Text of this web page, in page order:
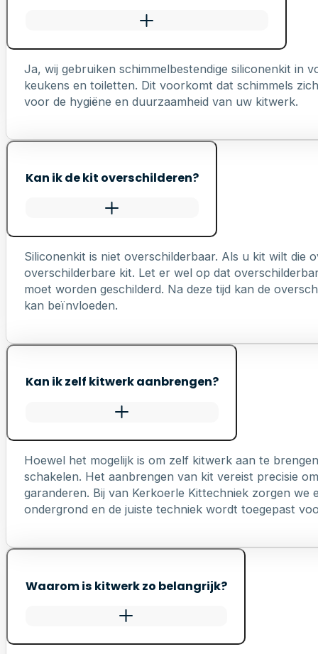
Ja, wij gebruiken schimmelbestendige siliconenkit in
keukens en toiletten. Dit voorkomt dat schimmels
voor de hygiëne en duurzaamheid van uw kitwerk.
Kan ik de kit overschilderen?
Siliconenkit is niet overschilderbaar. Als u kit wilt die
overschilderbare kit. Let er wel op dat
moet worden geschilderd. Na deze tijd kan de
kan beïnvloeden.
Kan ik zelf kitwerk aanbrengen?
Hoewel het mogelijk is om zelf kitwerk aan te
schakelen. Het aanbrengen van kit vereist precisie
garanderen. Bij van Kerkoerle Kittechniek zorgen
ondergrond en de juiste techniek wordt toegepast
Waarom is kitwerk zo belangrijk?